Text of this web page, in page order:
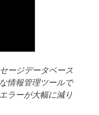
ージデータベース
情報管理ツールで
ラーが大幅に減り